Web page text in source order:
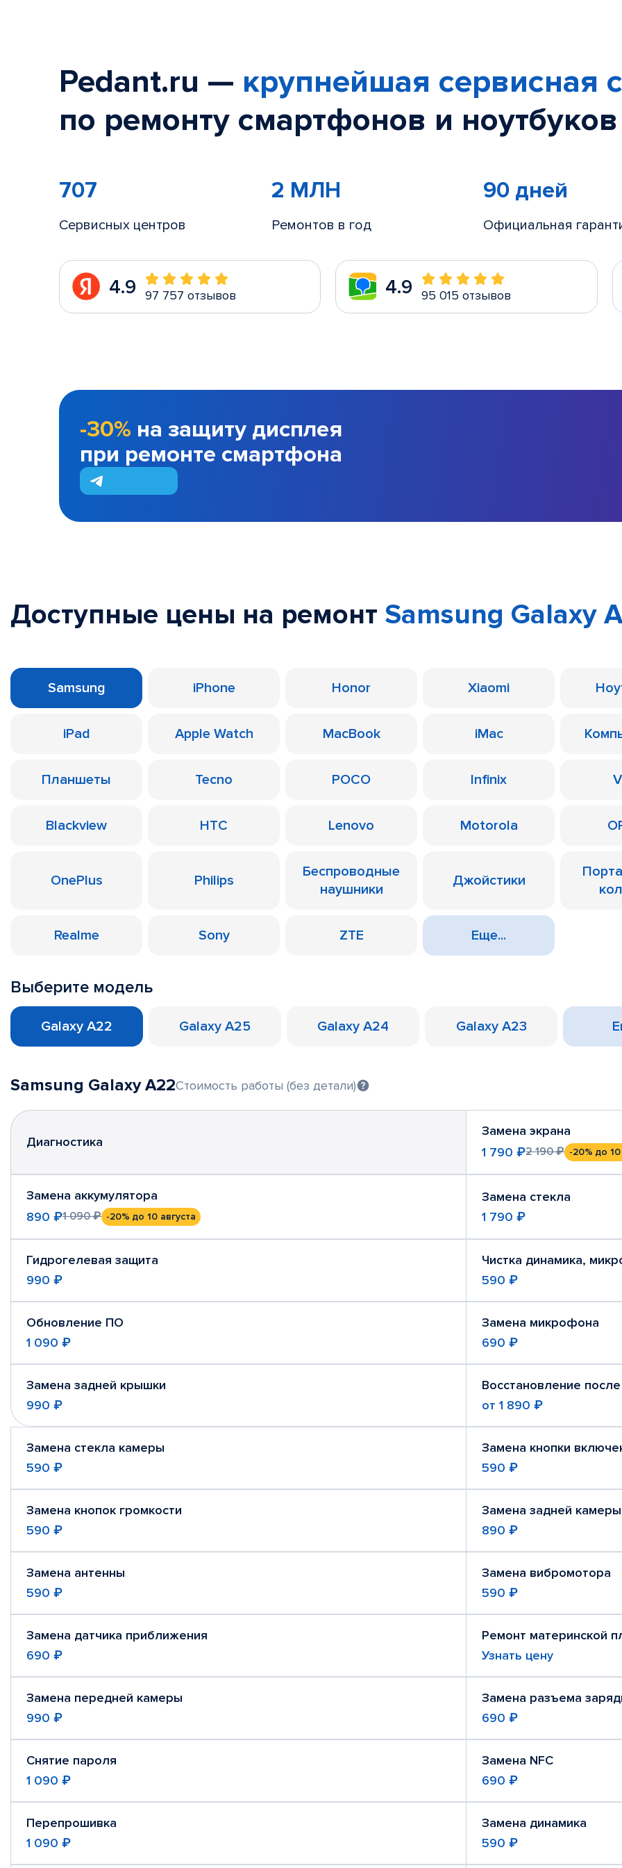
Pedant.ru — крупнейшая сервисная
по ремонту смартфонов и
707
Сервисных центров
2 МЛН
Ремонтов в год
90 дней
Официальная
4.9 97 757 отзывов 4.9 95 015 отзывов
-30% на защиту дисплея
при ремонте смартфона
Доступные цены на ремонт Samsung Galaxy
Samsung iPhone Honor Xiaomi
iPad Apple Watch MacBook iMac
Планшеты Tecno POCO Infinix
Blackview HTC Lenovo Motorola
OnePlus Philips
Беспроводные
наушники
Джойстики
Realme Sony ZTE Еще...
Выберите модель
Galaxy A22 Galaxy A25 Galaxy A24 Galaxy A23
Samsung Galaxy A22Стоимость работы (без детали)
Диагностика
Замена экрана
1 790 ₽2 190 ₽ -20% до 10
Замена аккумулятора
890 ₽1 090 ₽ -20% до 10 августа
Замена стекла
1 790 ₽
Гидрогелевая защита
990 ₽
Чистка динамика,
590 ₽
Обновление ПО
1 090 ₽
Замена микрофона
690 ₽
Замена задней крышки
990 ₽
Восстановление
от 1 890 ₽
Замена стекла камеры
590 ₽
Замена кнопки
590 ₽
Замена кнопок громкости
590 ₽
Замена задней камеры
890 ₽
Замена антенны
590 ₽
Замена вибромотора
590 ₽
Замена датчика приближения
690 ₽
Ремонт материнской
Узнать цену
Замена передней камеры
990 ₽
Замена разъема
690 ₽
Снятие пароля
1 090 ₽
Замена NFC
690 ₽
Перепрошивка
1 090 ₽
Замена динамика
590 ₽